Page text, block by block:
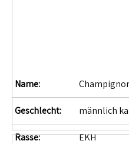
Name:
Geschlecht: männlich
Rasse: EKH